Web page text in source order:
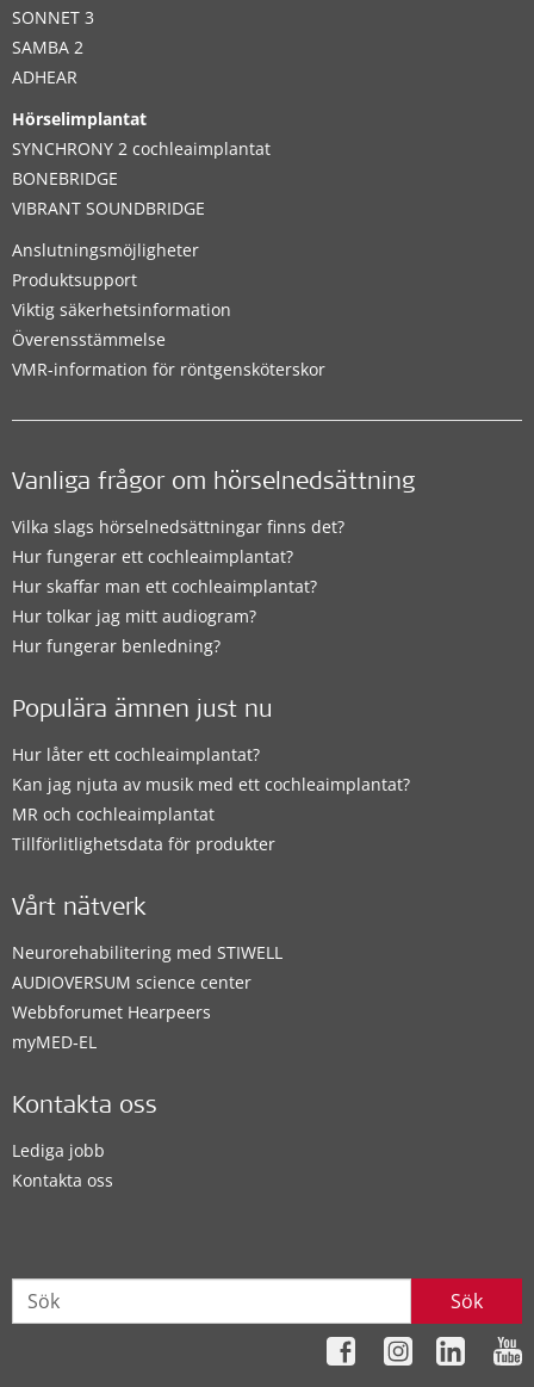
SONNET 3
SAMBA 2
ADHEAR
Hörselimplantat
SYNCHRONY 2 cochleaimplantat
BONEBRIDGE
VIBRANT SOUNDBRIDGE
Anslutningsmöjligheter
Produktsupport
Viktig säkerhetsinformation
Överensstämmelse
VMR-information för röntgensköterskor
Vanliga frågor om hörselnedsättning
Vilka slags hörselnedsättningar finns det?
Hur fungerar ett cochleaimplantat?
Hur skaffar man ett cochleaimplantat?
Hur tolkar jag mitt audiogram?
Hur fungerar benledning?
Populära ämnen just nu
Hur låter ett cochleaimplantat?
Kan jag njuta av musik med ett cochleaimplantat?
MR och cochleaimplantat
Tillförlitlighetsdata för produkter
Vårt nätverk
Neurorehabilitering med STIWELL
AUDIOVERSUM science center
Webbforumet Hearpeers
myMED‑EL
Kontakta oss
Lediga jobb
Kontakta oss
Sök